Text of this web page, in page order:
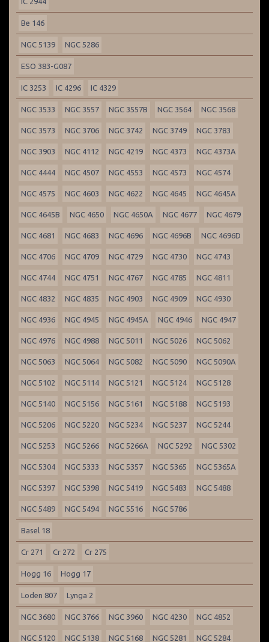
Be 146
NGC 5139 NGC 5286
ESO 383-G087
IC 3253 IC 4296 IC 4329
NGC 3533 NGC 3557 NGC 3557B NGC 3564 NGC 3568
NGC 3573 NGC 3706 NGC 3742 NGC 3749 NGC 3783
NGC 3903 NGC 4112 NGC 4219 NGC 4373 NGC 4373A
NGC 4444 NGC 4507 NGC 4553 NGC 4573 NGC 4574
NGC 4575 NGC 4603 NGC 4622 NGC 4645 NGC 4645A
NGC 4645B NGC 4650 NGC 4650A NGC 4677 NGC 4679
NGC 4681 NGC 4683 NGC 4696 NGC 4696B NGC 4696D
NGC 4706 NGC 4709 NGC 4729 NGC 4730 NGC 4743
NGC 4744 NGC 4751 NGC 4767 NGC 4785 NGC 4811
NGC 4832 NGC 4835 NGC 4903 NGC 4909 NGC 4930
NGC 4936 NGC 4945 NGC 4945A NGC 4946 NGC 4947
NGC 4976 NGC 4988 NGC 5011 NGC 5026 NGC 5062
NGC 5063 NGC 5064 NGC 5082 NGC 5090 NGC 5090A
NGC 5102 NGC 5114 NGC 5121 NGC 5124 NGC 5128
NGC 5140 NGC 5156 NGC 5161 NGC 5188 NGC 5193
NGC 5206 NGC 5220 NGC 5234 NGC 5237 NGC 5244
NGC 5253 NGC 5266 NGC 5266A NGC 5292 NGC 5302
NGC 5304 NGC 5333 NGC 5357 NGC 5365 NGC 5365A
NGC 5397 NGC 5398 NGC 5419 NGC 5483 NGC 5488
NGC 5489 NGC 5494 NGC 5516 NGC 5786
Basel 18
Cr 271 Cr 272 Cr 275
Hogg 16 Hogg 17
Loden 807 Lynga 2
NGC 3680 NGC 3766 NGC 3960 NGC 4230 NGC 4852
NGC 5120 NGC 5138 NGC 5168 NGC 5281 NGC 5284